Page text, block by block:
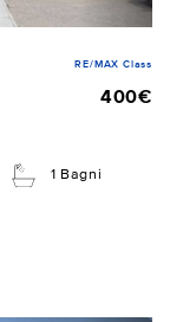
RE/MAX Class
400€
1 Bagni